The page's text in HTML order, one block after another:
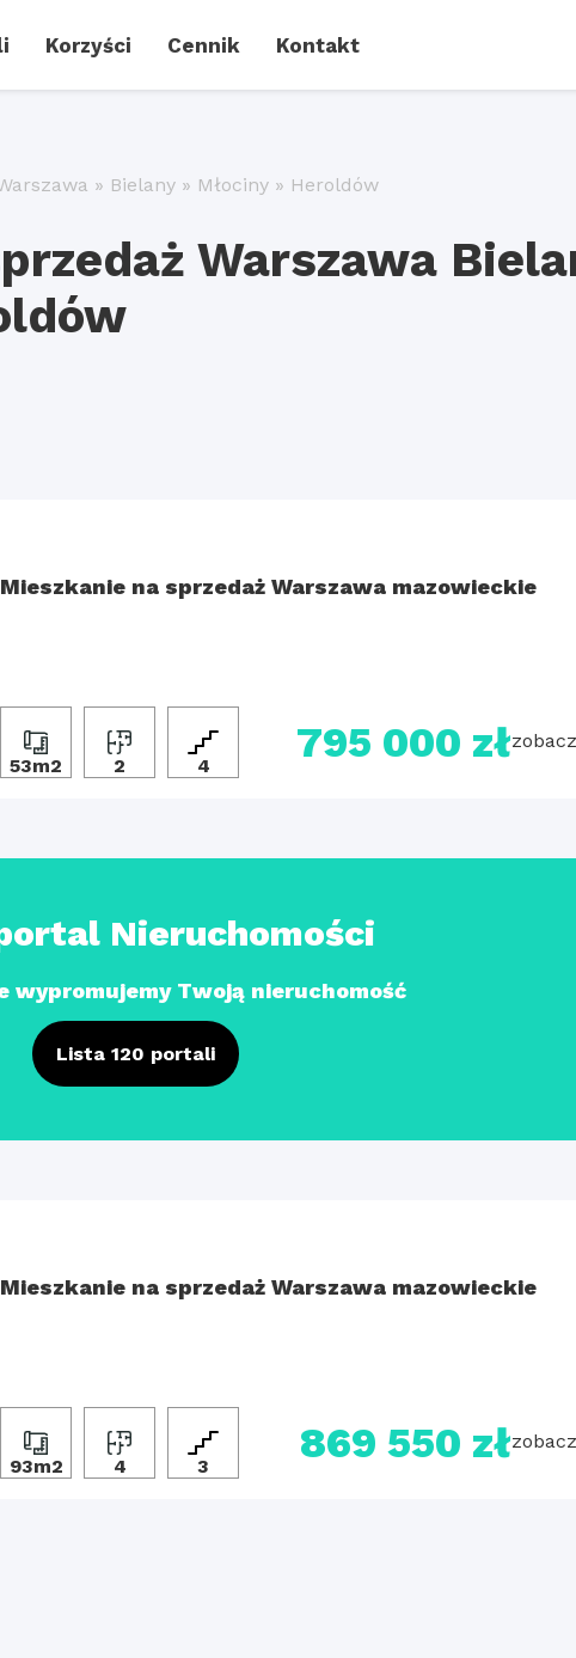
Korzyści Cennik Kontakt
» Bielany » Młociny » Heroldów
Warszawa
Mieszkanie na sprzedaż Warszawa mazowieckie
53m2 2 4 795 000 złzobacz
Nieruchomości
wypromujemy Twoją nieruchomość
Lista 120 portali
Mieszkanie na sprzedaż Warszawa mazowieckie
93m2 4 3 869 550 złzobacz